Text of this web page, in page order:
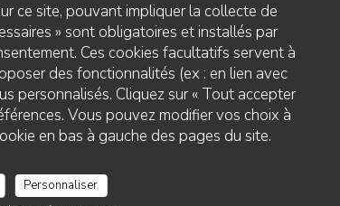
ce site, pouvant impliquer la collecte de
» sont obligatoires et installés par
Ces cookies facultatifs servent à
des fonctionnalités (ex : en lien avec
personnalisés. Cliquez sur « Tout accepter
Vous pouvez modifier vos choix à
en bas à gauche des pages du site.
Personnaliser